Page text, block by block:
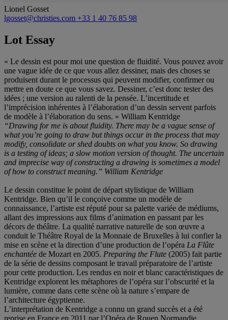
Lionel Gosset
lgosset@christies.com +33 1 40 76 85 98
Lot Essay
« Le dessin est pour moi une question de fluidité. Vous pouvez avoir
une vague idée de ce que vous allez dessiner, mais des choses se
produisent durant le processus qui peuvent modifier, confirmer ou
mettre en doute ce que vous savez. Dessiner, c’est donc tester des
idées ; une version au ralenti de la pensée. L’incertitude et
l’imprécision inhérentes à l’élaboration d’un dessin servent parfois
de modèle à l’élaboration du sens. » William Kentridge
“Drawing for me is about fluidity. There may be a vague sense of
what you’re going to draw but things occur in the process that may
modify, consolidate or shed doubts on what you know. So drawing
is a testing of ideas; a slow motion version of thought. The uncertain
and imprecise way of constructing a drawing is sometimes a model
of how to construct meaning.” William Kentridge
Le dessin constitue le point de départ stylistique de William
Kentridge. Bien qu’il le conçoive comme un modèle de
connaissance, l’artiste est réputé pour sa palette variée de médiums,
allant des impressions aux films d’animation en passant par les
décors de théâtre. La qualité narrative naturelle de son œuvre a
conduit le Théâtre Royal de la Monnaie de Bruxelles à lui confier la
mise en scène et la direction d’une production de l’opéra La Flûte
enchantée de Mozart en 2005. Preparing the Flute (2005) fait partie
de la série de dessins composant le travail préparatoire de l’artiste
pour cette production. Les rendus en noir et blanc caractéristiques de
Kentridge explorent les métaphores de l’opéra sur l’obscurité et la
lumière, comme dans cette scène où la nature s’empare de
l’architecture égyptienne.
L’interprétation de Kentridge a connu un grand succès et a été
reprise en France en 2011 par l’Opéra de Rouen Normandie.